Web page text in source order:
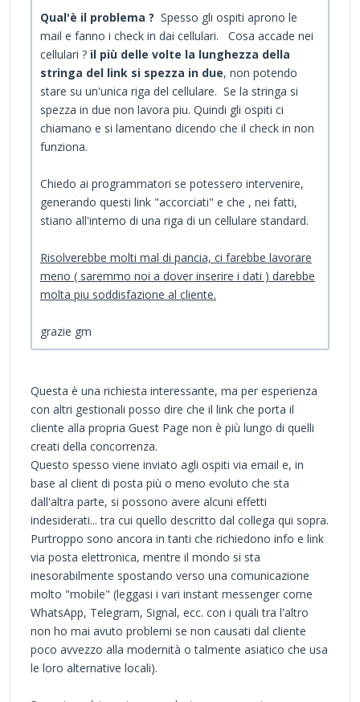
Qual'è il problema ? Spesso gli ospiti aprono le
mail e fanno i check in dai cellulari. Cosa accade nei
cellulari ? il più delle volte la lunghezza della
stringa del link si spezza in due, non potendo
stare su un'unica riga del cellulare. Se la stringa si
spezza in due non lavora piu. Quindi gli ospiti ci
chiamano e si lamentano dicendo che il check in non
funziona.
Chiedo ai programmatori se potessero intervenire,
generando questi link "accorciati" e che , nei fatti,
stiano all'interno di una riga di un cellulare standard.
Risolverebbe molti mal di pancia, ci farebbe lavorare
meno ( saremmo noi a dover inserire i dati ) darebbe
molta piu soddisfazione al cliente.
grazie gm
Questa è una richiesta interessante, ma per esperienza
con altri gestionali posso dire che il link che porta il
cliente alla propria Guest Page non è più lungo di quelli
creati della concorrenza.
Questo spesso viene inviato agli ospiti via email e, in
base al client di posta più o meno evoluto che sta
dall'altra parte, si possono avere alcuni effetti
indesiderati... tra cui quello descritto dal collega qui sopra.
Purtroppo sono ancora in tanti che richiedono info e link
via posta elettronica, mentre il mondo si sta
inesorabilmente spostando verso una comunicazione
molto "mobile" (leggasi i vari instant messenger come
WhatsApp, Telegram, Signal, ecc. con i quali tra l'altro
non ho mai avuto problemi se non causati dal cliente
poco avvezzo alla modernità o talmente asiatico che usa
le loro alternative locali).